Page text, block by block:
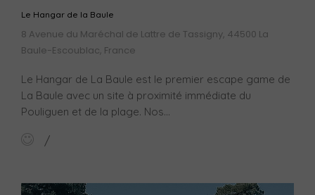
Le Hangar de la Baule
8 Avenue du Maréchal de Lattre de Tassigny, 44500 La
Baule-Escoublac, France
Le Hangar de La Baule est le premier escape game de
La Baule avec un site à proximité immédiate du
Pouliguen et de la plage. Nos...